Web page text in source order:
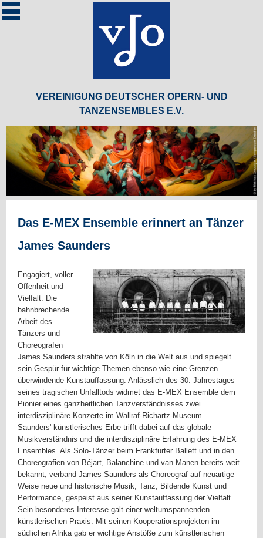
VEREINIGUNG DEUTSCHER OPERN- UND
TANZENSEMBLES E.V.
Das E-MEX Ensemble erinnert an Tänzer
James Saunders
Engagiert, voller
Offenheit und
Vielfalt: Die
bahnbrechende
Arbeit des
Tänzers und
Choreografen
James Saunders strahlte von Köln in die Welt aus und spiegelt
sein Gespür für wichtige Themen ebenso wie eine Grenzen
überwindende Kunstauffassung. Anlässlich des 30. Jahrestages
seines tragischen Unfalltods widmet das E-MEX Ensemble dem
Pionier eines ganzheitlichen Tanzverständnisses zwei
interdisziplinäre Konzerte im Wallraf-Richartz-Museum.
Saunders' künstlerisches Erbe trifft dabei auf das globale
Musikverständnis und die interdisziplinäre Erfahrung des E-MEX
Ensembles. Als Solo-Tänzer beim Frankfurter Ballett und in den
Choreografien von Béjart, Balanchine und van Manen bereits weit
bekannt, verband James Saunders als Choreograf auf neuartige
Weise neue und historische Musik, Tanz, Bildende Kunst und
Performance, gespeist aus seiner Kunstauffassung der Vielfalt.
Sein besonderes Interesse galt einer weltumspannenden
künstlerischen Praxis: Mit seinen Kooperationsprojekten im
südlichen Afrika gab er wichtige Anstöße zum künstlerischen